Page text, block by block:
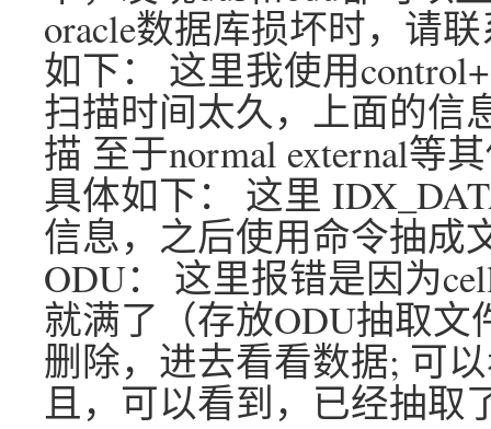
oracle数据库损坏时，请
如下： 这里我使用
扫描时间太久，上面的信
描 至于normal external等
具体如下： 这里
信息，之后使用命令抽成
ODU： 这里报错是因为
就满了（存放ODU抽取文
删除，进去看看数据; 可
且，可以看到，已经抽取